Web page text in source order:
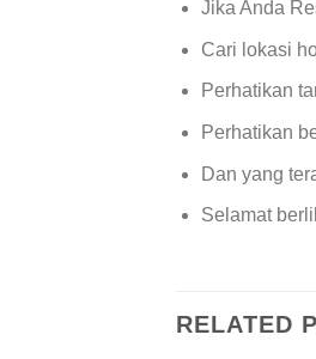
Jika Anda
Cari lokasi
Perhatikan
Perhatikan
Dan yang
Selamat
RELATED